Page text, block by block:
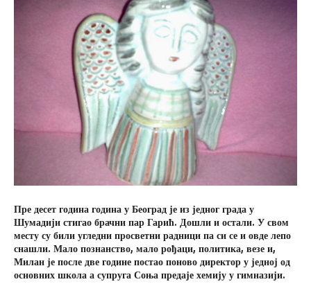
Пре десет година година у Београд је из једног града у
Шумадији стигао брачни пар Гарић. Дошли и остали. У свом
месту су били угледни просветни радници па си се и овде лепо
снашли. Мало познанство, мало рођаци, политика, везе и,
Милан је после две године постао поново директор у једној од
основних школа а супруга Соња предаје хемију у гимназији.